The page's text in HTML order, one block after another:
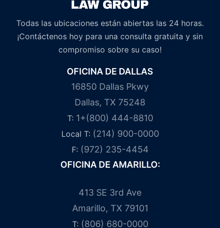
Todas las ubicaciones están abiertas las 24 horas.
¡Contáctenos hoy para una consulta gratuita y sin
compromiso sobre su caso!
OFICINA DE DALLAS
16850 Dallas Pkwy
Dallas, TX 75248
T: 1+(800) 444-8810
Local T: (214) 900-0000
F: (972) 235-4454
OFICINA DE AMARILLO:
413 SE 3rd Ave
Amarillo, TX 79101
T: (806) 680-0000